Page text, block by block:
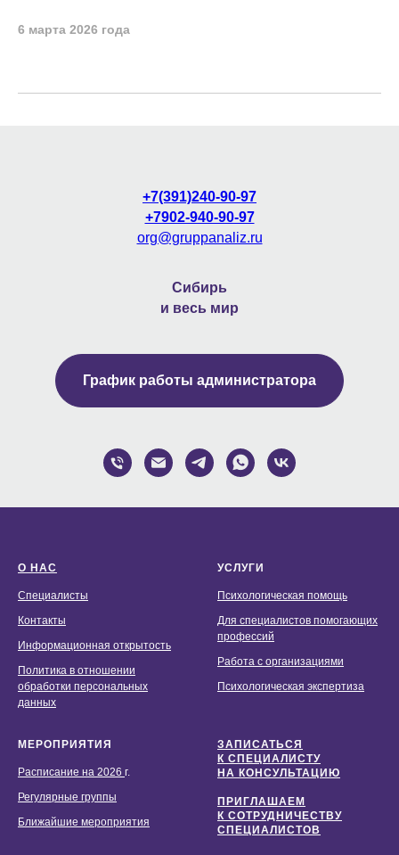
6 марта 2026 года
+7(391)240-90-97
+7902-940-90-97
org@gruppanaliz.ru
Сибирь
и весь мир
График работы администратора
О НАС
Специалисты
Контакты
Информационная открытость
Политика в отношении
обработки персональных
данных
УСЛУГИ
Психологическая помощь
Для специалистов помогающих
профессий
Работа с организациями
Психологическая экспертиза
МЕРОПРИЯТИЯ
Расписание на 2026 г.
Регулярные группы
Ближайшие мероприятия
ЗАПИСАТЬСЯ
К СПЕЦИАЛИСТУ
НА КОНСУЛЬТАЦИЮ
ПРИГЛАШАЕМ
К СОТРУДНИЧЕСТВУ
СПЕЦИАЛИСТОВ